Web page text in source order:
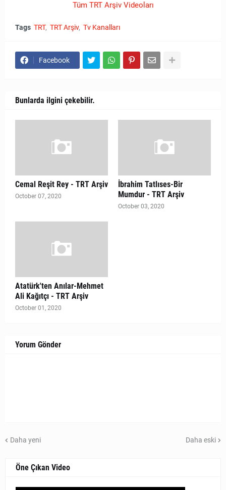
Tüm TRT Arşiv Videoları
Tags TRT TRT Arşiv Tv Kanalları
Facebook
Bunlarda ilgini çekebilir.
Cemal Reşit Rey - TRT Arşiv
October 07, 2020
İbrahim Tatlıses-Bir
Mumdur - TRT Arşiv
October 03, 2020
Atatürk'ten Anılar-Mehmet
Ali Kağıtçı - TRT Arşiv
October 01, 2020
Yorum Gönder
Daha yeni Daha eski
Öne Çıkan Video